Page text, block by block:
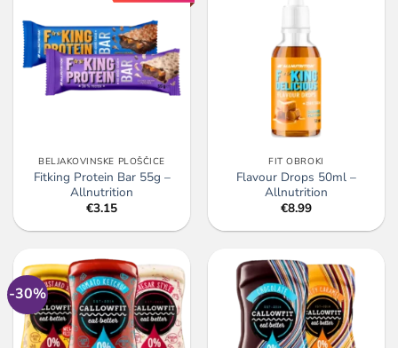
BELJAKOVINSKE PLOŠČICE
Fitking Protein Bar 55g –
Allnutrition
€3.15
FIT OBROKI
Flavour Drops 50ml –
Allnutrition
€8.99
-30%